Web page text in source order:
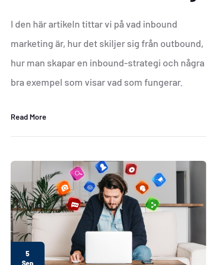
I den här artikeln tittar vi på vad inbound
marketing är, hur det skiljer sig från outbound,
hur man skapar en inbound-strategi och några
bra exempel som visar vad som fungerar.
Read More
5